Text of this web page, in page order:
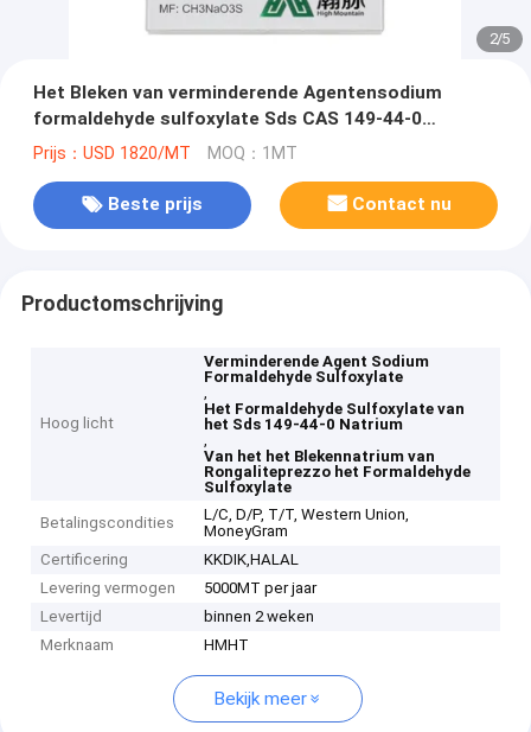
3/5
Het Bleken van verminderende Agentensodium
formaldehyde sulfoxylate Sds CAS 149-44-0
Rongalite Prezzo
Prijs：USD 1820/MT MOQ：1MT
Beste prijs Contact nu
Productomschrijving
Hoog licht
Verminderende Agent Sodium
Formaldehyde Sulfoxylate
,
Het Formaldehyde Sulfoxylate van
het Sds 149-44-0 Natrium
,
Van het het Blekennatrium van
Rongaliteprezzo het Formaldehyde
Sulfoxylate
Betalingscondities
L/C, D/P, T/T, Western Union,
MoneyGram
Certificering
KKDIK,HALAL
Levering vermogen
5000MT per jaar
Levertijd
binnen 2 weken
Merknaam
HMHT
Bekijk meer